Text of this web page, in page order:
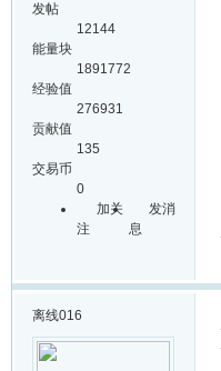
发帖
12144
能量块
1891772
经验值
276931
贡献值
135
交易币
0
加关
注
发消
息
离线016